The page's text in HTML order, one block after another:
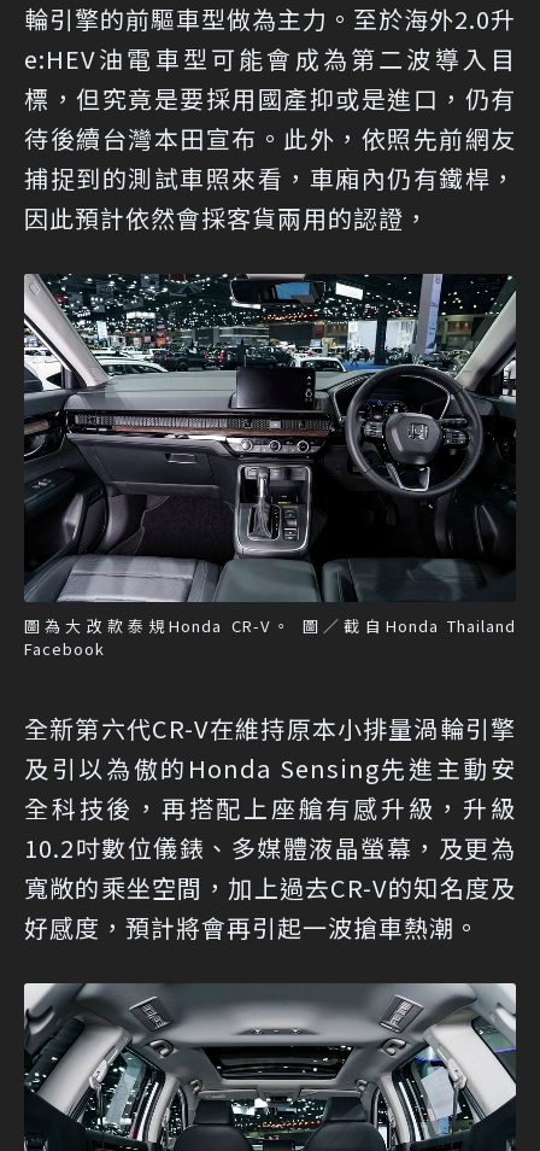
輪引擎的前驅車型做為主力。至於海外2.0升
e:HEV油電車型可能會成為第二波導入目
標，但究竟是要採用國產抑或是進口，仍有
待後續台灣本田宣布。此外，依照先前網友
捕捉到的測試車照來看，車廂內仍有鐵桿，
因此預計依然會採客貨兩用的認證，
圖為大改款泰規Honda CR-V。 圖／截自Honda Thailand
Facebook
全新第六代CR-V在維持原本小排量渦輪引擎
及引以為傲的Honda Sensing先進主動安
全科技後，再搭配上座艙有感升級，升級
10.2吋數位儀錶、多媒體液晶螢幕，及更為
寬敞的乘坐空間，加上過去CR-V的知名度及
好感度，預計將會再引起一波搶車熱潮。